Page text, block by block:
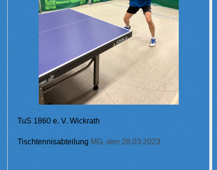
TuS 1860 e. V. Wickrath
Tischtennisabteilung MG, den 28.03.2023